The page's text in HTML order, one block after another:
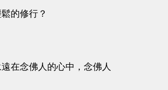
的修行？
在念佛人的心中，念佛人